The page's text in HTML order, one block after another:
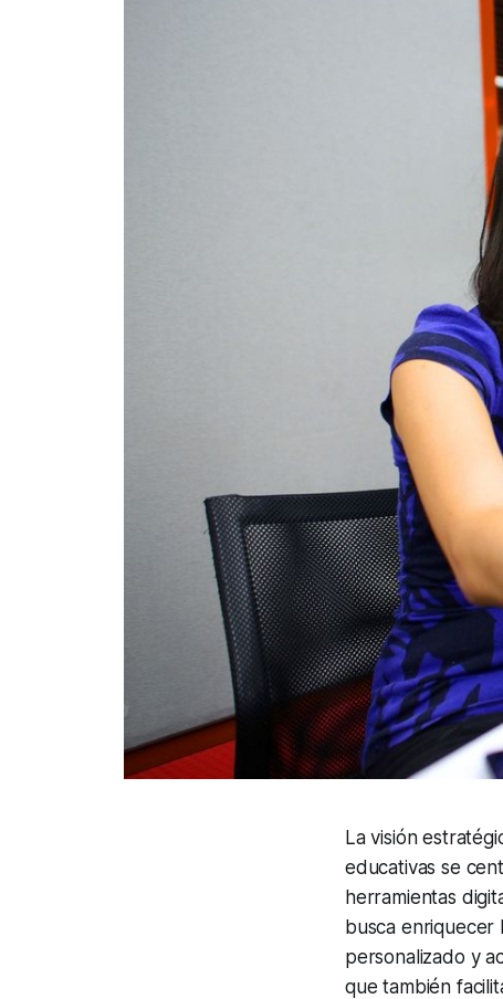
La visión
educativas se
herramientas
busca enriquecer
personalizado y
que también